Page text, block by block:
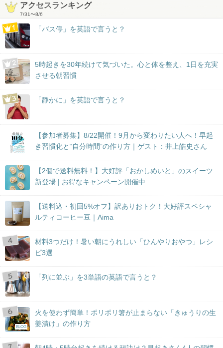
アクセスランキング
7/31〜8/6
「バス停」を英語で言うと？
5時起きを30年続けて気づいた。心と体を整え、1日を充実
させる朝習慣
「静かに」を英語で言うと？
【参加者募集】8/22開催！9月から変わりたい人へ！早起
き習慣化と“自分時間”の作り方｜ゲスト：井上皓史さん
【2個で送料無料！】大好評「おかしめいと」のスイーツ
新登場 | お得なキャンペーン開催中
【送料込・初回5%オフ】訳ありおトク！大好評スペシャ
ルティコーヒー豆｜Aima
材料3つだけ！暑い朝にうれしい「ひんやりおやつ」レシ
ピ3選
「列に並ぶ」を3単語の英語で言うと？
BLOG
火を使わず簡単！ポリポリ箸が止まらない「きゅうりの生
姜漬け」の作り方